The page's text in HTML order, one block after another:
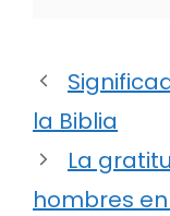
la Biblia
La
hombres